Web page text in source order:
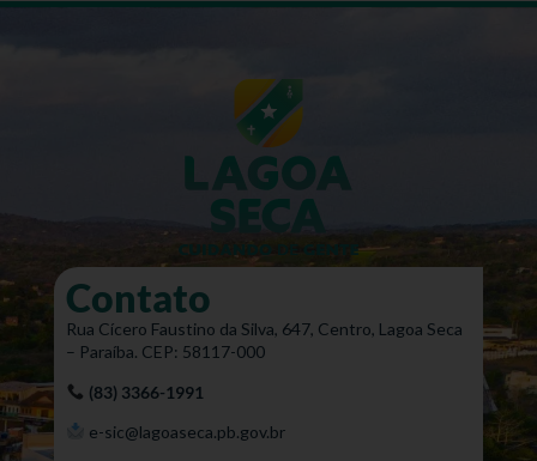
Contato
Rua Cícero Faustino da Silva, 647, Centro, Lagoa Seca
– Paraíba. CEP: 58117-000
(83) 3366-1991
e-sic@lagoaseca.pb.gov.br